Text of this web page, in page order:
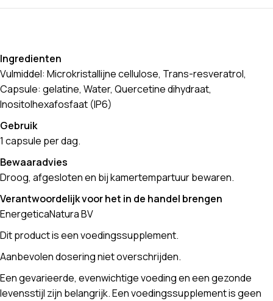
Ingredienten
Vulmiddel: Microkristallijne cellulose, Trans-resveratrol,
Capsule: gelatine, Water, Quercetine dihydraat,
Inositolhexafosfaat (IP6)
Gebruik
1 capsule per dag.
Bewaaradvies
Droog, afgesloten en bij kamertempartuur bewaren.
Verantwoordelijk voor het in de handel brengen
EnergeticaNatura BV
Dit product is een voedingssupplement.
Aanbevolen dosering niet overschrijden.
Een gevarieerde, evenwichtige voeding en een gezonde
levensstijl zijn belangrijk. Een voedingssupplement is geen